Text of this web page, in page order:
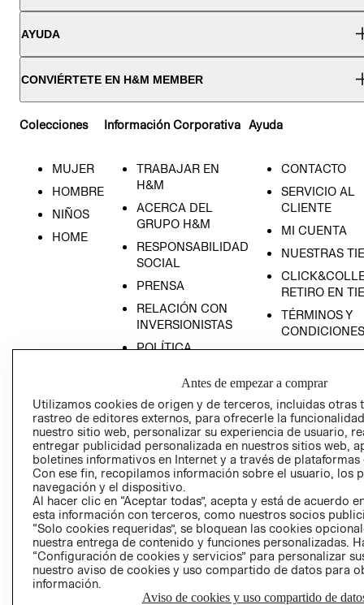
AYUDA
CONVIÉRTETE EN H&M MEMBER
Colecciones
MUJER
HOMBRE
NIÑOS
HOME
Información Corporativa
TRABAJAR EN
H&M
ACERCA DEL
GRUPO H&M
RESPONSABILIDAD
SOCIAL
PRENSA
RELACIÓN CON
INVERSIONISTAS
POLÍTICA
Ayuda
CONTACTO
SERVICIO AL
CLIENTE
MI CUENTA
NUESTRAS
RETIRO EN
TÉRMINOS Y
CONDICIONES
AVISO DE
PRIVACIDAD
GIFT CARD
AVISO DE
Antes de empezar a comprar
Utilizamos cookies de origen y de terceros, incluidas otras
rastreo de editores externos, para ofrecerle la
nuestro sitio web, personalizar su experiencia de usuario,
entregar publicidad personalizada en nuestros sitios web,
boletines informativos en Internet y a través de plataformas
Con ese fin, recopilamos información sobre el usuario, los
navegación y el dispositivo.
Al hacer clic en “Aceptar todas”, acepta y está de acuerdo
esta información con terceros, como nuestros socios
“Solo cookies requeridas”, se bloquean las cookies
nuestra entrega de contenido y funciones personalizadas.
“Configuración de cookies y servicios” para personalizar
nuestro aviso de cookies y uso compartido de datos para
información.
Aviso de cookies y uso compartido de